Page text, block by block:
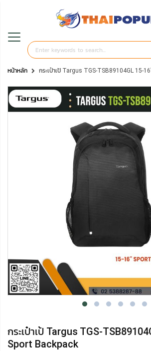
หน้าหลัก กระเป๋าเป้ Targus TGS-TSB89104GL 15-
กระเป๋าเป้ Targus TGS-
Sport Backpack